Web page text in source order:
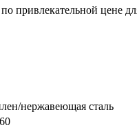
по привлекательной цене
нержавеющая сталь